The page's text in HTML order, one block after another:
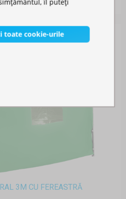
3M CU FEREASTRĂ
îl puteți
toate cookie-urile